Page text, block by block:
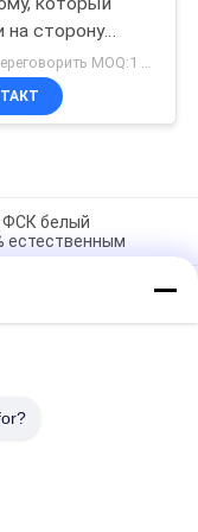
на сторону
покрыло
искусства 72
лично переговорить MOQ:1 метрическая тонна
ФСК белый
естественным
190гсм
фото
лоснистая на